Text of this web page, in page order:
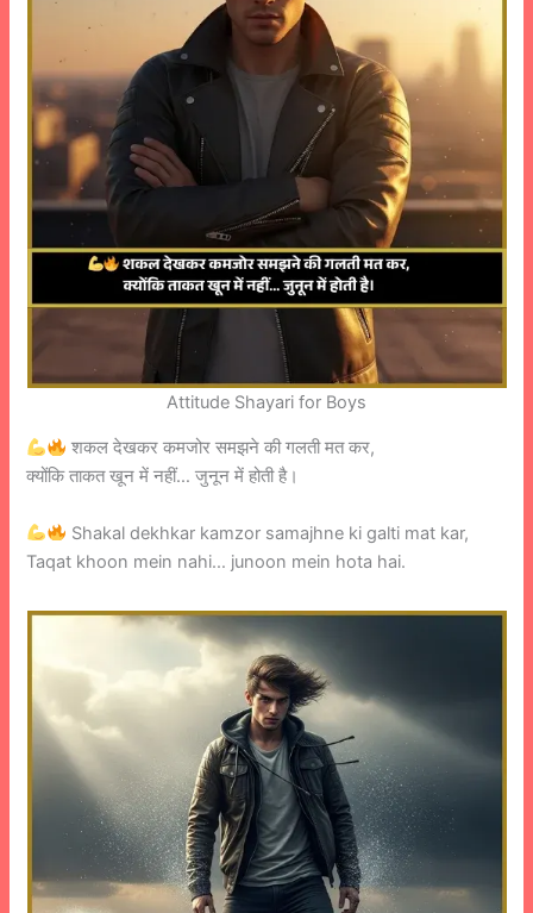
Attitude Shayari for Boys
शकल देखकर कमजोर समझने की गलती मत कर,
क्योंकि ताकत खून में नहीं… जुनून में होती है।
Shakal dekhkar kamzor samajhne ki galti mat kar,
Taqat khoon mein nahi… junoon mein hota hai.